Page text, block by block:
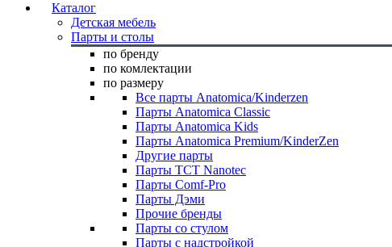
Каталог
Детская мебель
Парты и столы
по бренду
по комлектации
по размеру
Все парты Anatomica/Kinderzen
Парты Anatomica Classic
Парты Anatomica Kids
Парты Anatomica Premium/KinderZen
Другие парты
Парты TCT Nanotec
Парты Comf-Pro
Парты Дэми
Прочие бренды
Парты со стулом
Парты с надстройкой